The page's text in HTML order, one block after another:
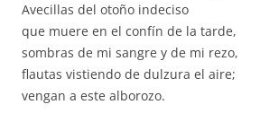
Avecillas del otoño indeciso
que muere en el confín de la tarde,
sombras de mi sangre y de mi rezo,
flautas vistiendo de dulzura el aire;
vengan a este alborozo.